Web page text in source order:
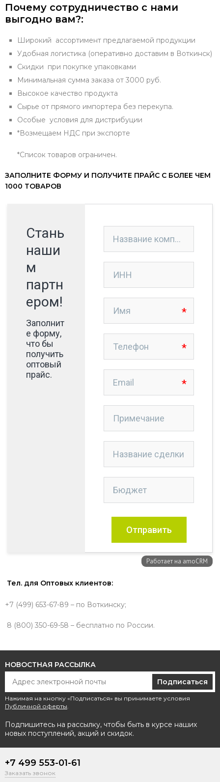
Почему сотрудничество с нами
выгодно вам?:
Широкий ассортимент предлагаемой продукции
Удобная логистика (оперативно доставим в Воткинск)
Скидки при покупке упаковками
Минимальная сумма заказа от 3000 руб.
Высокое качество продукта
Сырье от прямого импортера без перекупа.
Особые условия для дистрибуции
*Возмещаем НДС при экспорте
*Список товаров ограничен.
ЗАПОЛНИТЕ ФОРМУ И ПОЛУЧИТЕ ПРАЙС С БОЛЕЕ ЧЕМ
1000 ТОВАРОВ
Тел. для Оптовых клиентов:
+7 (499) 653-67-89 – по Воткинску;
8 (800) 350-69-58 – бесплатно по России.
НОВОСТНАЯ РАССЫЛКА
Подписаться
Нажимая на кнопку «Подписаться» вы принимаете условия
Публичной оферты.
Подпишитесь на рассылку, чтобы быть в курсе наших
новых поступлений, акций и скидок.
+7 499 553-01-61
Заказать звонок